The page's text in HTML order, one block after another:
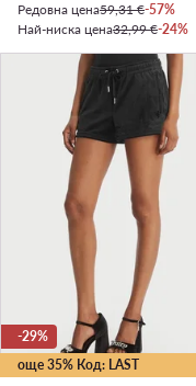
Редовна цена59,31 €-57%
Най-ниска цена32,99 €-24%
още 35% Код: LAST
-29%